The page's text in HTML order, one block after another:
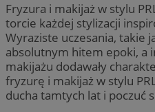
Fryzura i makijaż w stylu
torcie każdej stylizacji
Wyraziste uczesania, takie
absolutnym hitem epoki, a
makijażu dodawały
fryzurę i makijaż w stylu
ducha tamtych lat i poczuć